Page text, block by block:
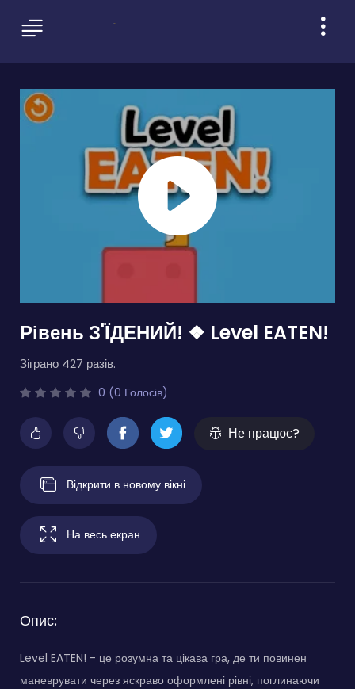
Рівень З'ЇДЕНИЙ! ❖ Level EATEN!
Зіграно 427 разів.
0 (0 Голосів)
Не працює?
Відкрити в новому вікні
На весь екран
Опис:
Level EATEN! - це розумна та цікава гра, де ти повинен
маневрувати через яскраво оформлені рівні, поглинаючи